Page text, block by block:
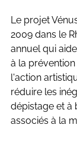
Le projet
2009 dans le
annuel qui aide
à la
l'action
réduire les
dépistage et à
associés à la